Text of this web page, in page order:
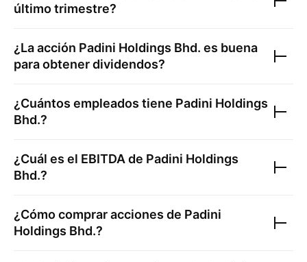
último trimestre?
¿La acción Padini Holdings Bhd. es buena
para obtener dividendos?
¿Cuántos empleados tiene Padini Holdings
Bhd.?
¿Cuál es el EBITDA de Padini Holdings
Bhd.?
¿Cómo comprar acciones de Padini
Holdings Bhd.?